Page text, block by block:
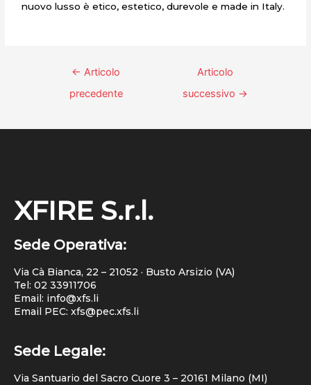
nuovo lusso è etico, estetico, durevole e made in Italy.
← Articolo
precedente
Articolo
successivo →
XFIRE S.r.l.
Sede Operativa:
Via Cà Bianca, 22 – 21052 · Busto Arsizio (VA)
Tel: 02 33911706
Email: info@xfs.li
Email PEC: xfs@pec.xfs.li
Sede Legale:
Via Santuario del Sacro Cuore 3 – 20161 Milano (MI)